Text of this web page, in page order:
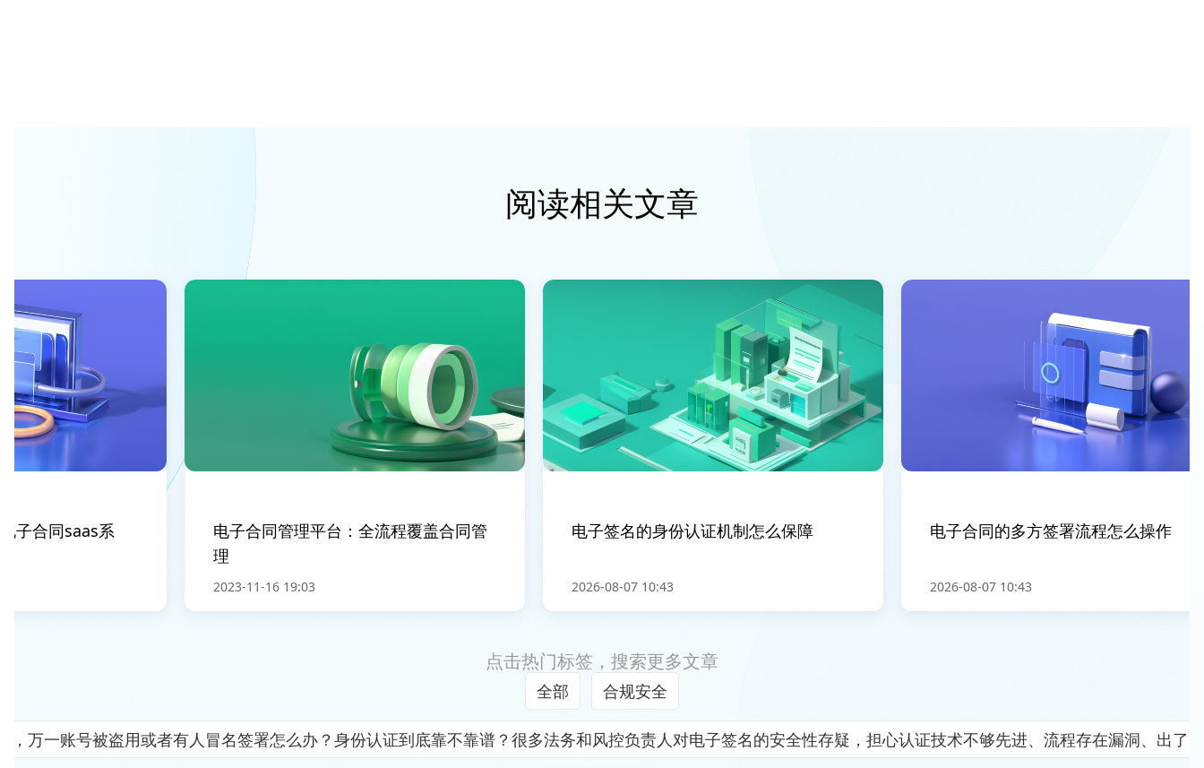
阅读相关文章
合同saas系
电子合同管理平台：全流程覆盖合同管
2023-11-16 19:03
电子签名的身份认证机制怎么保障
2026-08-07 10:43
电子合同的多方签署流程怎么操作
2026-08-07 10:43
点击热门标签，搜索更多文章
全部 合规安全
万一账号被盗用或者有人冒名签署怎么办？身份认证到底靠不靠谱？很多法务和风控负责人对电子签名的安全性存疑，担心认证技术不够先进、流程存在漏洞、出了